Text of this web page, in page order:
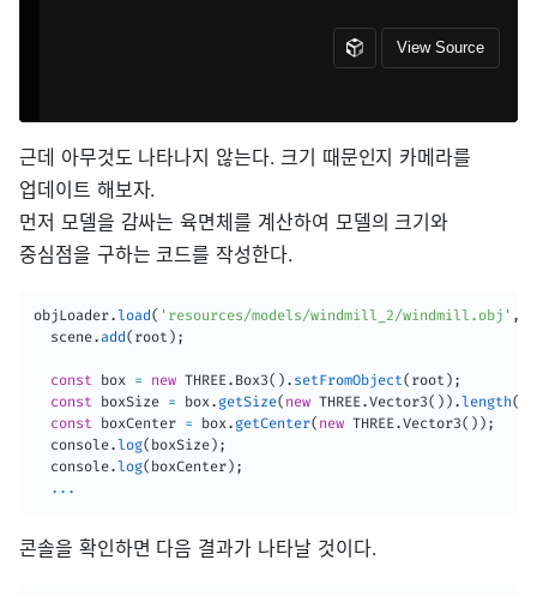
근데 아무것도 나타나지 않는다. 크기 때문인지 카메라를
업데이트 해보자.
먼저 모델을 감싸는 육면체를 계산하여 모델의 크기와
중심점을 구하는 코드를 작성한다.
objLoader.load( 'resources/models/windmill_2/windmill.obj' ,
  scene
.add( root ) ;
const box = new THREE. Box3( ) . setFromObject( root ) ;
const boxSize = box. getSize( new THREE.Vector3( ) ) .length(
const boxCenter = box. getCenter( new THREE.Vector3( ) ) ;
  console
.log( boxSize) ;
  console
.log( boxCenter) ;
...
콘솔을 확인하면 다음 결과가 나타날 것이다.